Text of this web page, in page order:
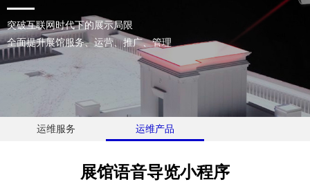
突破互联网时代下的展示局限
全面提升展馆服务、运营、推广、管理
运维服务 运维产品
展馆语音导览小程序